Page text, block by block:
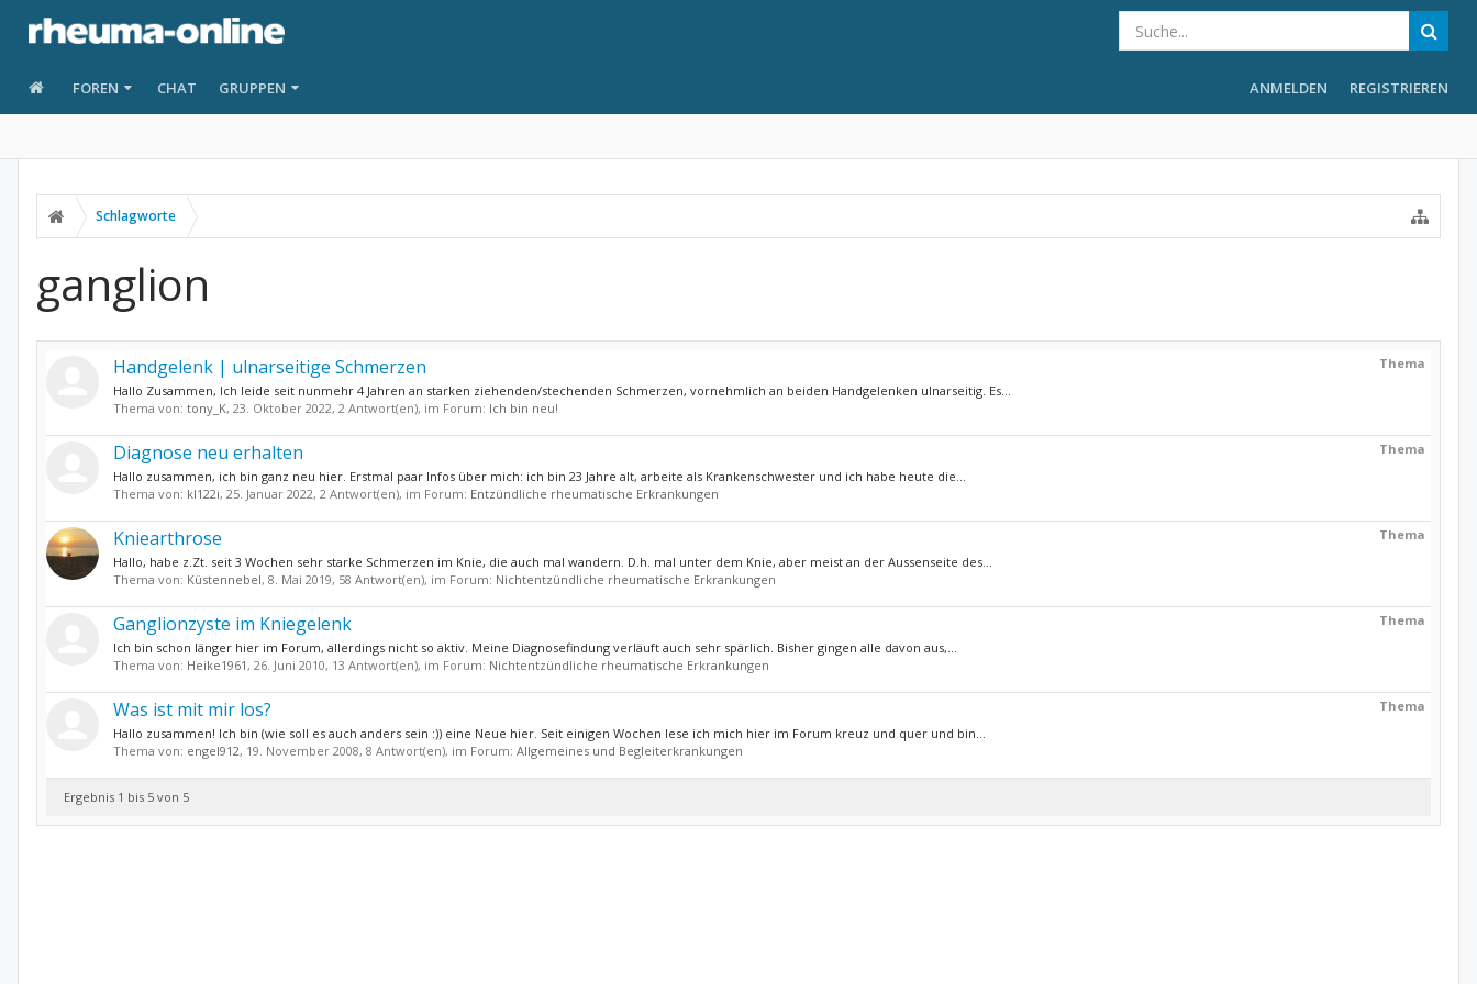
FOREN CHAT GRUPPEN ANMELDEN REGISTRIEREN
Schlagworte
ganglion
Thema
Handgelenk | ulnarseitige Schmerzen
Hallo Zusammen, Ich leide seit nunmehr 4 Jahren an starken ziehenden/stechenden Schmerzen, vornehmlich an beiden Handgelenken ulnarseitig. Es...
Thema von: tony_K, 23. Oktober 2022, 2 Antwort(en), im Forum: Ich bin neu!
Thema
Diagnose neu erhalten
Hallo zusammen, ich bin ganz neu hier. Erstmal paar Infos über mich: ich bin 23 Jahre alt, arbeite als Krankenschwester und ich habe heute die...
Thema von: kl122i, 25. Januar 2022, 2 Antwort(en), im Forum: Entzündliche rheumatische Erkrankungen
Thema
Kniearthrose
Hallo, habe z.Zt. seit 3 Wochen sehr starke Schmerzen im Knie, die auch mal wandern. D.h. mal unter dem Knie, aber meist an der Aussenseite des...
Thema von: Küstennebel, 8. Mai 2019, 58 Antwort(en), im Forum: Nichtentzündliche rheumatische Erkrankungen
Thema
Ganglionzyste im Kniegelenk
Ich bin schon länger hier im Forum, allerdings nicht so aktiv. Meine Diagnosefindung verläuft auch sehr spärlich. Bisher gingen alle davon aus,...
Thema von: Heike1961, 26. Juni 2010, 13 Antwort(en), im Forum: Nichtentzündliche rheumatische Erkrankungen
Thema
Was ist mit mir los?
Hallo zusammen! Ich bin (wie soll es auch anders sein :)) eine Neue hier. Seit einigen Wochen lese ich mich hier im Forum kreuz und quer und bin...
Thema von: engel912, 19. November 2008, 8 Antwort(en), im Forum: Allgemeines und Begleiterkrankungen
Ergebnis 1 bis 5 von 5